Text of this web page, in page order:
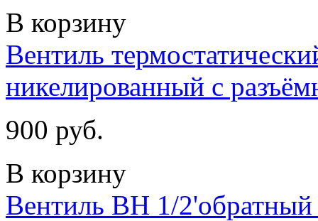
В корзину
Вентиль
никелированный с
900 руб.
В корзину
Вентиль ВН 1/2'обратный